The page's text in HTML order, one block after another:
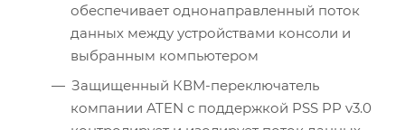
обеспечивает однонаправленный поток
данных между устройствами консоли и
выбранным компьютером
Защищенный КВМ-переключатель
компании ATEN с поддержкой PSS PP v3.0